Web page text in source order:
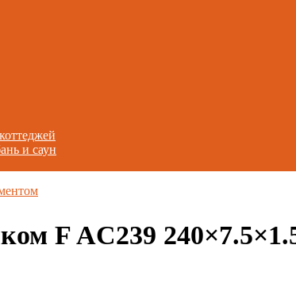
и саун
F AC239